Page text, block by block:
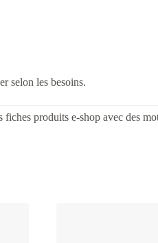
selon les besoins.
fiches produits e-shop avec des